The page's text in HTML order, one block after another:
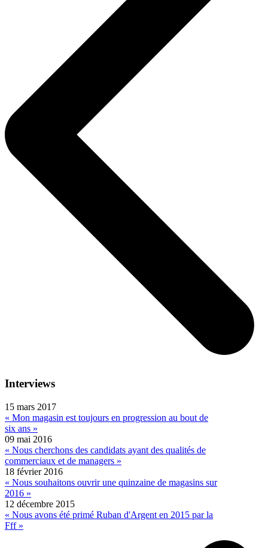
Interviews
15 mars 2017
« Mon magasin est toujours en progression au bout de
six ans »
09 mai 2016
« Nous cherchons des candidats ayant des qualités de
commerciaux et de managers »
18 février 2016
« Nous souhaitons ouvrir une quinzaine de magasins sur
2016 »
12 décembre 2015
« Nous avons été primé Ruban d'Argent en 2015 par la
Fff »